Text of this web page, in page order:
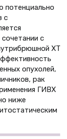
потенциально
с
с
ХТ
опухолей,
рак
ГИВХ
ниже